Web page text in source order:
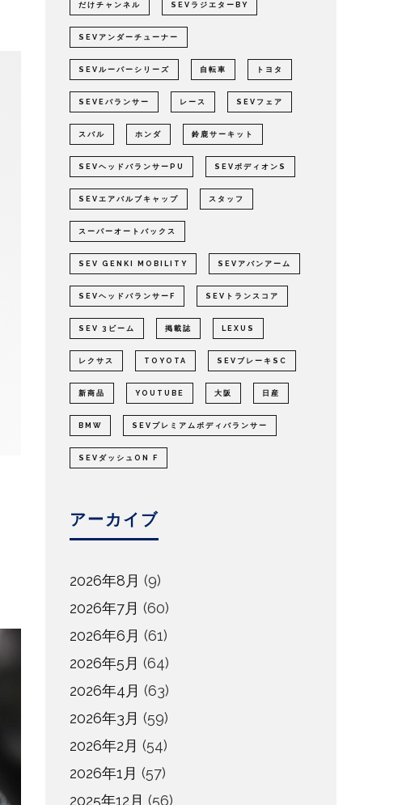
だけチャンネル SEVラジエターBY
SEVアンダーチューナー
SEVルーパーシリーズ 自転車 トヨタ
SEVEバランサー レース SEVフェア
スバル ホンダ 鈴鹿サーキット
SEVヘッドバランサーPU SEVボディオンS
SEVエアバルブキャップ スタッフ
スーパーオートバックス
SEV GENKI MOBILITY SEVアバンアーム
SEVヘッドバランサーF SEVトランスコア
SEV 3ビーム 掲載誌 LEXUS
レクサス TOYOTA SEVブレーキSC
新商品 YOUTUBE 大阪 日産
BMW SEVプレミアムボディバランサー
SEVダッシュON F
アーカイブ
2026年8月 (9)
2026年7月 (60)
2026年6月 (61)
2026年5月 (64)
2026年4月 (63)
2026年3月 (59)
2026年2月 (54)
2026年1月 (57)
2025年12月 (56)